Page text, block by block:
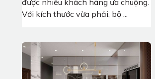
được nhiều khách hàng ưa chuộng.
Với kích thước vừa phải, bộ ...